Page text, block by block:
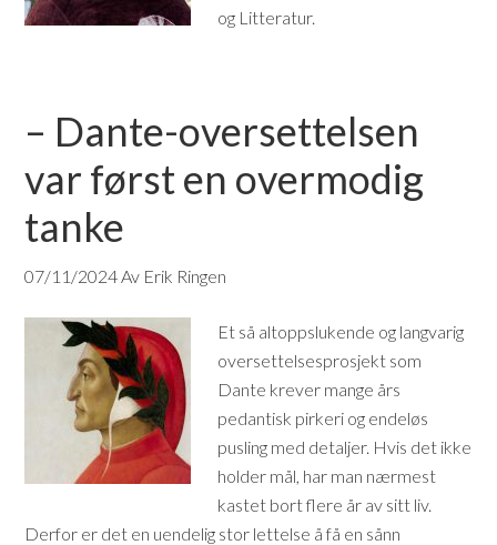
og Litteratur.
– Dante-oversettelsen
var først en overmodig
tanke
07/11/2024Av Erik Ringen
Et så altoppslukende og langvarig
oversettelsesprosjekt som
Dante krever mange års
pedantisk pirkeri og endeløs
pusling med detaljer. Hvis det ikke
holder mål, har man nærmest
kastet bort flere år av sitt liv.
Derfor er det en uendelig stor lettelse å få en sånn